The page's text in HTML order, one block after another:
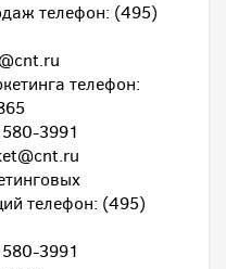
телефон: (495)
телефон:
3991
телефон: (495)
3991